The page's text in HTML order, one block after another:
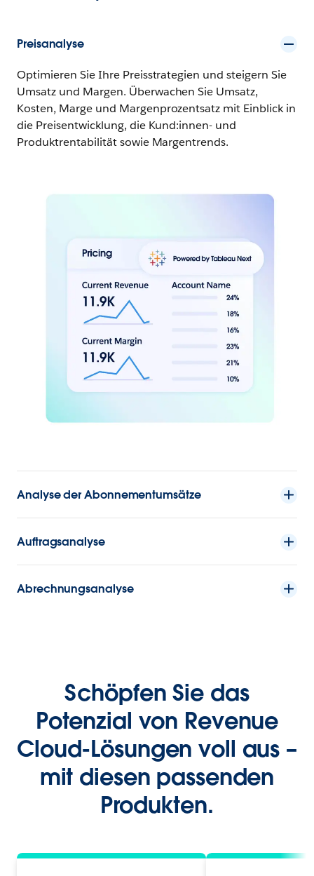
Preisanalyse
Optimieren Sie Ihre Preisstrategien und steigern Sie
Umsatz und Margen. Überwachen Sie Umsatz,
Kosten, Marge und Margenprozentsatz mit Einblick in
die Preisentwicklung, die Kund:innen- und
Produktrentabilität sowie Margentrends.
Analyse der Abonnementumsätze
Auftragsanalyse
Abrechnungsanalyse
Schöpfen Sie das
Potenzial von Revenue
Cloud-Lösungen voll aus –
mit diesen passenden
Produkten.